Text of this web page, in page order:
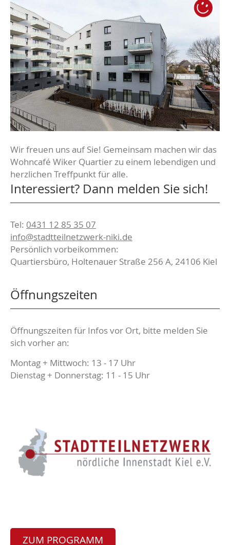
Wir freuen uns auf Sie! Gemeinsam machen wir das
Wohncafé Wiker Quartier zu einem lebendigen und
herzlichen Treffpunkt für alle.
Interessiert? Dann melden Sie sich!
Tel: 0431 12 85 35 07
info@stadtteilnetzwerk-niki.de
Persönlich vorbeikommen:
Quartiersbüro, Holtenauer Straße 256 A, 24106 Kiel
Öffnungszeiten
Öffnungszeiten für Infos vor Ort, bitte melden Sie
sich vorher an:
Montag + Mittwoch: 13 - 17 Uhr
Dienstag + Donnerstag: 11 - 15 Uhr
ZUM PROGRAMM